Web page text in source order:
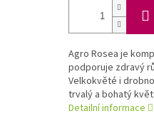
Agro Rosea je
podporuje zdravý
Velkokvěté i
trvalý a bohatý květ.
Detailní informace